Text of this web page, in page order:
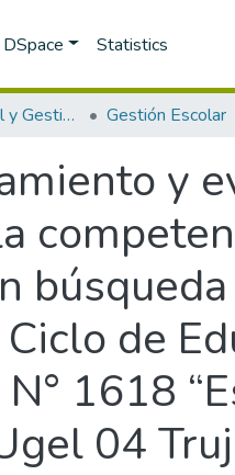
Statistics
Educación Especial y Gestión Escolar Gestión Escolar
y
de
1618
04